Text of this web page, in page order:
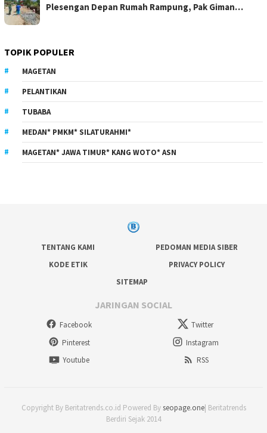
Plesengan Depan Rumah Rampung, Pak Giman…
TOPIK POPULER
MAGETAN
PELANTIKAN
TUBABA
MEDAN* PMKM* SILATURAHMI*
MAGETAN* JAWA TIMUR* KANG WOTO* ASN
TENTANG KAMI
PEDOMAN MEDIA SIBER
KODE ETIK
PRIVACY POLICY
SITEMAP
JARINGAN SOCIAL
Facebook
Twitter
Pinterest
Instagram
Youtube
RSS
Copyright By Beritatrends.co.id Powered Byseopage.one| Beritatrends
Berdiri Sejak 2014